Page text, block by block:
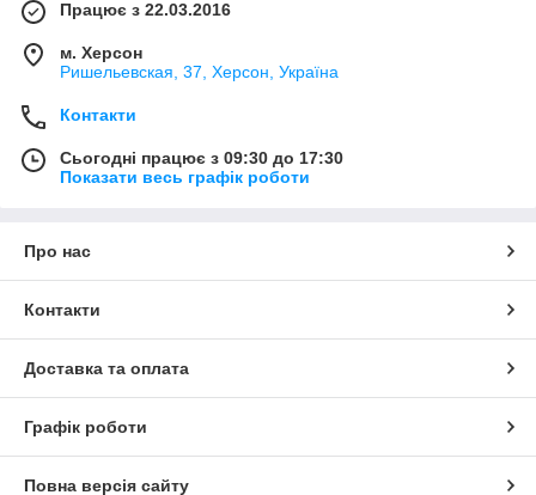
Працює з 22.03.2016
м. Херсон
Ришельевская, 37, Херсон, Україна
Контакти
Сьогодні працює з 09:30 до 17:30
Показати весь графік роботи
Про нас
Контакти
Доставка та оплата
Графік роботи
Повна версія сайту